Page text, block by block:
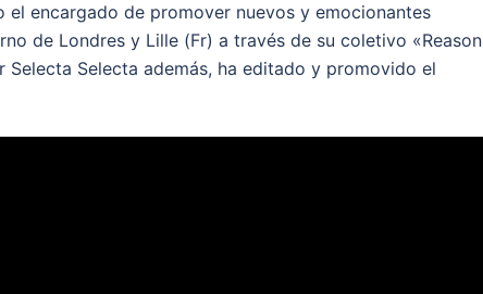
encargado de promover nuevos y emocionantes
de Londres y Lille (Fr) a través de su coletivo «Reason
Selecta además, ha editado y promovido el